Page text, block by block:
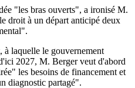
"les bras ouverts", a ironisé M.
droit à un départ anticipé deux
à laquelle le gouvernement
2027, M. Berger veut d'abord
les besoins de financement et
diagnostic partagé".